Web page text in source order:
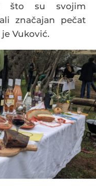
što su svojim
značajan pečat
Vuković.